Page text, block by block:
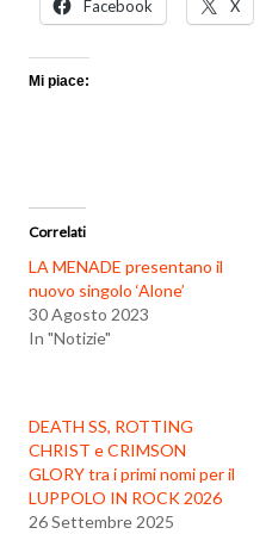
Facebook X
Mi piace:
Correlati
LA MENADE presentano il
nuovo singolo ‘Alone’
30 Agosto 2023
In "Notizie"
DEATH SS, ROTTING
CHRIST e CRIMSON
GLORY tra i primi nomi per il
LUPPOLO IN ROCK 2026
26 Settembre 2025